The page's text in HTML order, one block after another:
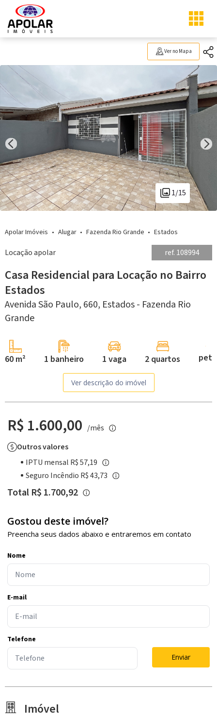
Ver no Mapa
1/15
Apolar Imóveis Alugar Fazenda Rio Grande Estados
Locação apolar ref. 108994
Casa Residencial para Locação no Bairro
Estados
Avenida São Paulo, 660, Estados - Fazenda Rio
Grande
60 m² 1 banheiro 1 vaga 2 quartos pet
Ver descrição do imóvel
R$ 1.600,00 /mês
Outros valores
IPTU mensal R$ 57,19
Seguro Incêndio R$ 43,73
Total R$ 1.700,92
Gostou deste imóvel?
Preencha seus dados abaixo e entraremos em contato
Nome
E-mail
Telefone
Enviar
Imóvel